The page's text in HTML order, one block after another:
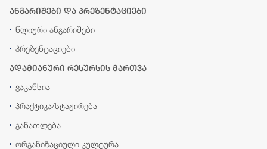
ანგარიშები და პრეზენტაციები
წლიური ანგარიშები
პრეზენტაციები
ადამიანური რესურსის მართვა
ვაკანსია
პრაქტიკა/სტაჟირება
განათლება
ორგანიზაციული კულტურა